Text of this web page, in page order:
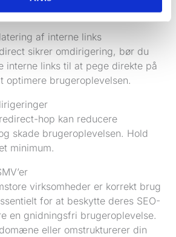
korrekt.
af interne links
sikrer omdirigering, bør du
interne links til at pege direkte på
optimere brugeroplevelsen.
hop kan reducere
skade brugeroplevelsen. Hold
minimum.
virksomheder er korrekt brug
for at beskytte deres SEO-
en gnidningsfri brugeroplevelse.
eller omstrukturerer din